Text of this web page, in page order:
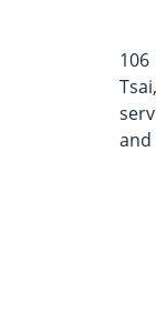
106
and